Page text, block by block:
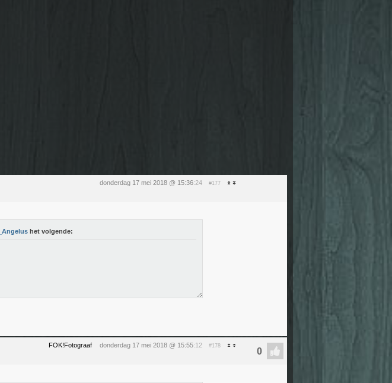
donderdag 17 mei 2018 @ 15:36:24 #177
het volgende:
FOK!Fotograaf donderdag 17 mei 2018 @ 15:55:12 #178